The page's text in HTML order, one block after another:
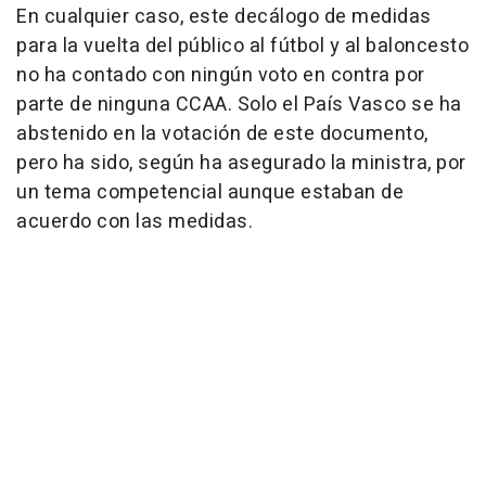
En cualquier caso, este decálogo de medidas
para la vuelta del público al fútbol y al baloncesto
no ha contado con ningún voto en contra por
parte de ninguna CCAA. Solo el País Vasco se ha
abstenido en la votación de este documento,
pero ha sido, según ha asegurado la ministra, por
un tema competencial aunque estaban de
acuerdo con las medidas.